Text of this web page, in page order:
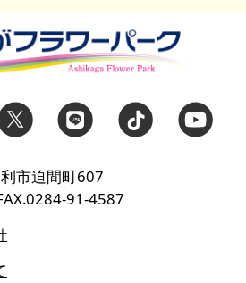
市迫間町607
91-4587